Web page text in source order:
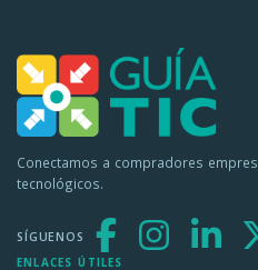
Conectamos a compradores
tecnológicos.
SÍGUENOS
ENLACES ÚTILES